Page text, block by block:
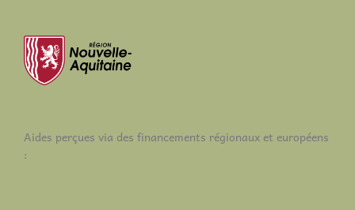
Aides perçues via des financements régionaux et européens
: